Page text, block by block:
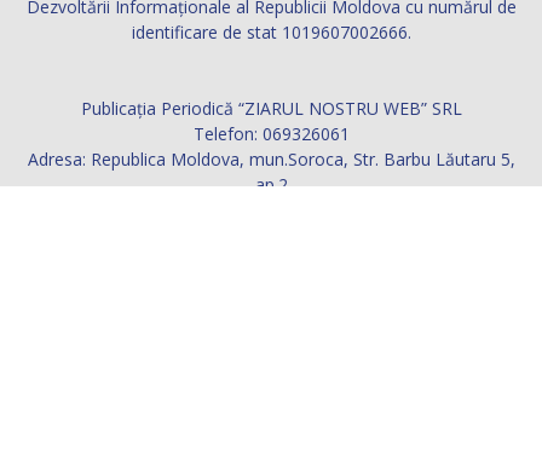
Dezvoltării Informaţionale al Republicii Moldova cu numărul de
identificare de stat 1019607002666.
Publicația Periodică “ZIARUL NOSTRU WEB” SRL
Telefon: 069326061
Adresa: Republica Moldova, mun.Soroca, Str. Barbu Lăutaru 5,
ap.2